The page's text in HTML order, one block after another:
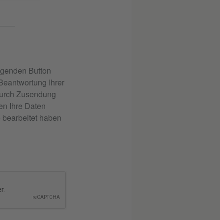
Button
Ihrer
Zusendung
Ihre Daten
haben